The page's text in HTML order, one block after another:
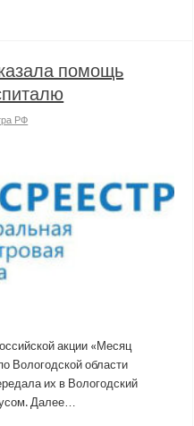
помощь
РФ
акции «Месяц
Вологодской области
их в Вологодский
Далее…